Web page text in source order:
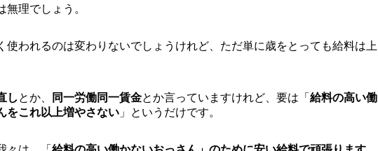
無理でしょう。
使われるのは変わりないでしょうけれど、ただ単に歳をとっても給料は上
し とか、 同一労働同一賃金とか言っていますけれど、要は「 給料の高い働
をこれ以上増やさない 」というだけです。